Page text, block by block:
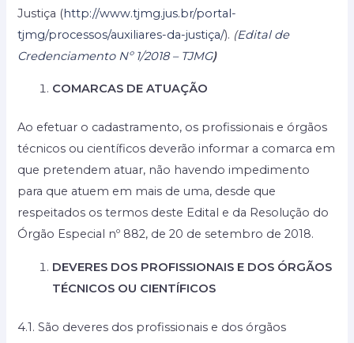
Justiça (http://www.tjmg.jus.br/portal-
tjmg/processos/auxiliares-da-justiça/). (Edital de
Credenciamento Nº 1/2018 – TJMG)
COMARCAS DE ATUAÇÃO
Ao efetuar o cadastramento, os profissionais e órgãos
técnicos ou científicos deverão informar a comarca em
que pretendem atuar, não havendo impedimento
para que atuem em mais de uma, desde que
respeitados os termos deste Edital e da Resolução do
Órgão Especial nº 882, de 20 de setembro de 2018.
DEVERES DOS PROFISSIONAIS E DOS ÓRGÃOS
TÉCNICOS OU CIENTÍFICOS
4.1. São deveres dos profissionais e dos órgãos